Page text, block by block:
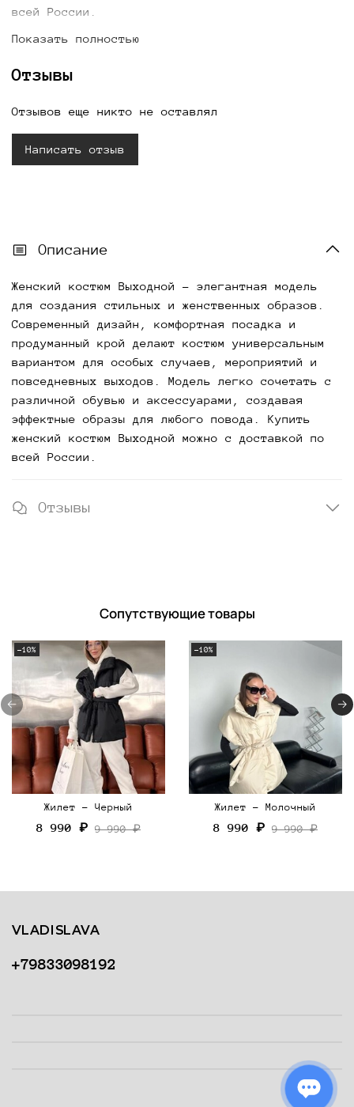
всей России.
Показать полностью
Отзывы
Отзывов еще никто не оставлял
Написать отзыв
Описание
Женский костюм Выходной - элегантная модель
для создания стильных и женственных образов.
Современный дизайн, комфортная посадка и
продуманный крой делают костюм универсальным
вариантом для особых случаев, мероприятий и
повседневных выходов. Модель легко сочетать с
различной обувью и аксессуарами, создавая
эффектные образы для любого повода. Купить
женский костюм Выходной можно с доставкой по
всей России.
Отзывы
Сопутствующие товары
-10%
Жилет - Черный
8 990 ₽ 9 990 ₽
-10%
Жилет - Молочный
8 990 ₽ 9 990 ₽
+79833098192
VLADISLAVA